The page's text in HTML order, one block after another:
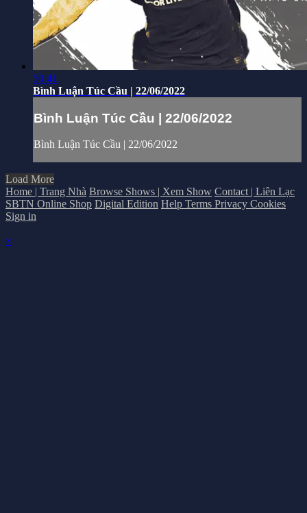
50:41
Bình Luận Túc Cầu | 22/06/2022
Bình Luận Túc Cầu | 22/06/2022
Bình Luận Túc Cầu | 22/06/2022
Load More
Home | Trang Nhà Browse Shows | Xem Show Contact | Liên Lạc
SBTN Online Shop Digital Edition Help Terms Privacy Cookies
Sign in
×